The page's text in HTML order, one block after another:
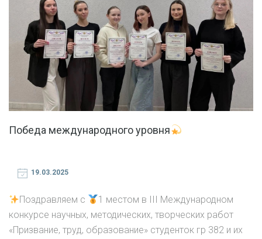
Победа международного уровня
19.03.2025
Поздравляем с
1 местом в III Международном
конкурсе научных, методических, творческих работ
«Призвание, труд, образование» студенток гр 382 и их